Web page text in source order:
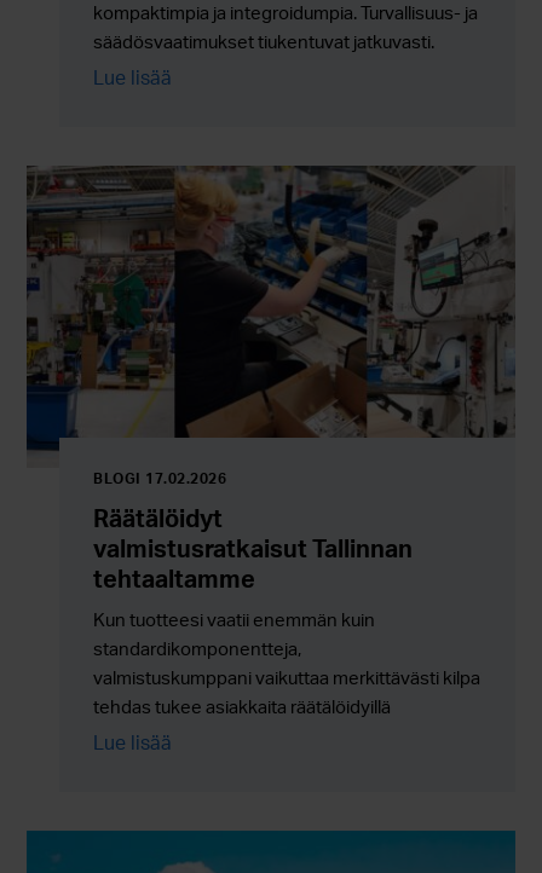
kompaktimpia ja integroidumpia. Turvallisuus- ja
säädösvaatimukset tiukentuvat jatkuvasti.
Ympäristöön liittyvät kestävyystavoitteet eivät
monimutkaisuutta.
Lue lisää
BLOGI 17.02.2026
Räätälöidyt
valmistusratkaisut Tallinnan
tehtaaltamme
Kun tuotteesi vaatii enemmän kuin
standardikomponentteja,
valmistuskumppani vaikuttaa merkittävästi
tehdas tukee asiakkaita räätälöidyillä
valmistusratkaisuilla, kokoonpanoilla ja
Lue lisää